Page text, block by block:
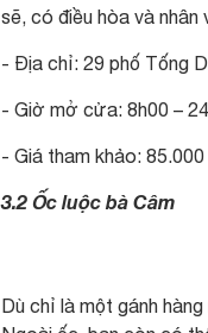
sẽ, có điều hòa và nhân
- Địa chỉ: 29 phố Tống
- Giờ mở cửa: 8h00 –
- Giá tham khảo:
3.2 Ốc luộc bà Câm
Dù chỉ là một gánh